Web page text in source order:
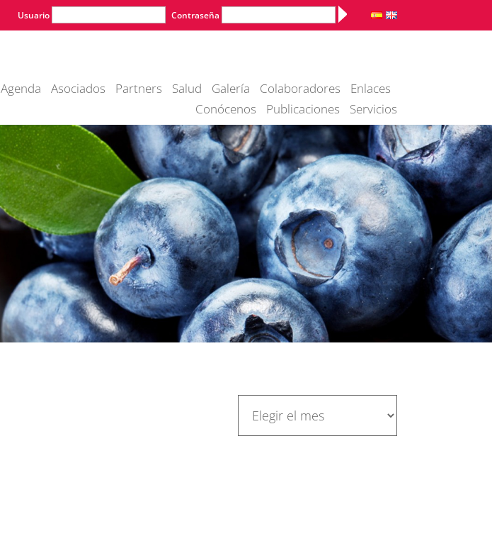
Usuario Contraseña Alternative:
Agenda Asociados Partners Salud Galería Colaboradores
Enlaces
Conócenos
Publicaciones Servicios